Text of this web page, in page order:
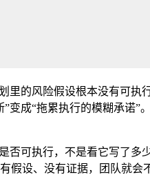
的风险假设根本没有可
成“拖累执行的模糊承诺
可执行，不是看它写了
设、没有证据，团队就